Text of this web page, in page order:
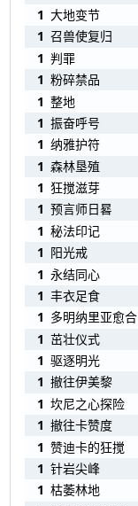
1 大地变节
1 召兽使复归
1 判罪
1 粉碎禁品
1 整地
1 振奋呼号
1 纳雅护符
1 森林垦殖
1 狂搅滋芽
1 预言师日晷
1 秘法印记
1 阳光戒
1 永结同心
1 丰衣足食
1 多明纳里亚愈合
1 茁壮仪式
1 驱逐明光
1 撤往伊美黎
1 坎尼之心探险
1 撤往卡赞度
1 赞迪卡的狂搅
1 针岩尖峰
1 枯萎林地